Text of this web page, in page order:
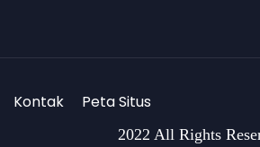
2022 All Rights
Kontak Peta Situs